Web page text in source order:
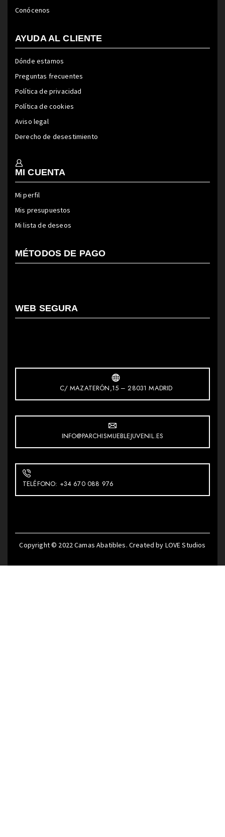
Conócenos
AYUDA AL CLIENTE
Dónde estamos
Preguntas frecuentes
Política de privacidad
Política de cookies
Aviso legal
Derecho de desestimiento
MI CUENTA
Mi perfil
Mis presupuestos
Mi lista de deseos
MÉTODOS DE PAGO
WEB SEGURA
C/ MAZATERÓN,15 – 28031 MADRID
INFO@PARCHISMUEBLEJUVENIL.ES
TELÉFONO: +34 670 088 976
Copyright © 2022Camas Abatibles. Created by LOVE Studios